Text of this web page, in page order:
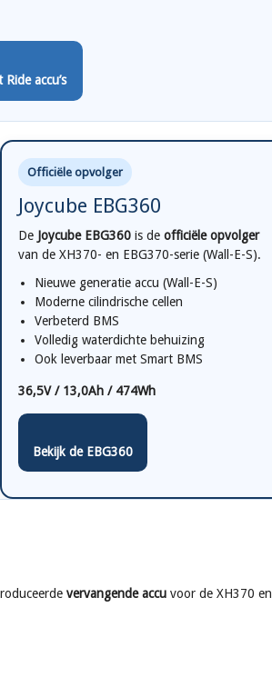
accu’s
Officiële opvolger
Joycube EBG360
De Joycube EBG360is de officiële opvolger
van de XH370- en EBG370-serie (Wall-E-S).
Nieuwe generatie accu (Wall-E-S)
Moderne cilindrische cellen
Verbeterd BMS
Volledig waterdichte behuizing
Ook leverbaar met Smart BMS
36,5V / 13,0Ah / 474Wh
Bekijk de EBG360
vervangende accu voor de XH370 en